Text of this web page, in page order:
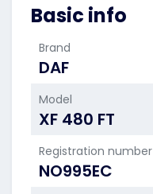
Basic info
Brand
DAF
Model
XF 480 FT
Registration number
NO995EC